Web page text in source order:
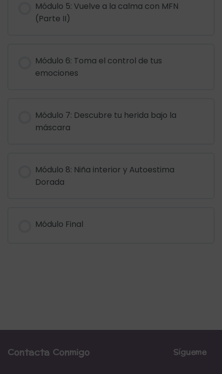
Módulo 5: Vuelve a la calma con MFN
(Parte II)
Módulo 6: Toma el control de tus
emociones
Módulo 7: Descubre tu herida bajo la
máscara
Módulo 8: Niña interior y Autoestima
Dorada
Módulo Final
Contacta Conmigo Sígueme